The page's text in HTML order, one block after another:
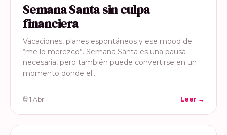
Semana Santa sin culpa
financiera
Vacaciones, planes espontáneos y ese mood de
“me lo merezco”. Semana Santa es una pausa
necesaria, pero también puede convertirse en un
momento donde el…
1 Abr Leer →